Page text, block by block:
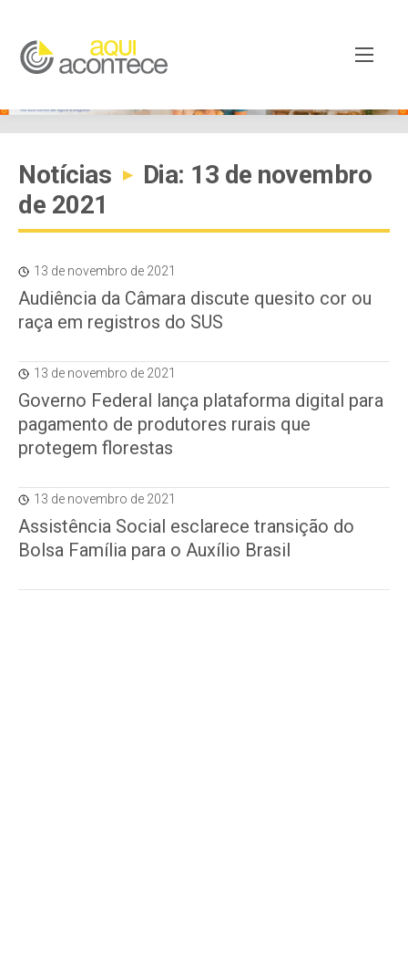
Notícias ▸
Dia: 13 de novembro
de 2021
13 de novembro de 2021
Audiência da Câmara discute quesito cor ou
raça em registros do SUS
13 de novembro de 2021
Governo Federal lança plataforma digital para
pagamento de produtores rurais que
protegem florestas
13 de novembro de 2021
Assistência Social esclarece transição do
Bolsa Família para o Auxílio Brasil